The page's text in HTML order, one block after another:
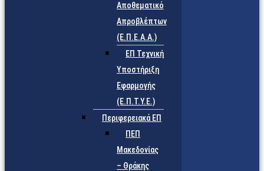
Αποθεματικό
Απροβλέπτων
(Ε.Π.Ε.Α.Α.)
ΕΠ Τεχνική
Υποστήριξη
Εφαρμογής
(Ε.Π.Τ.Υ.Ε.)
Περιφερειακά ΕΠ
ΠΕΠ
Μακεδονίας
– Θράκης